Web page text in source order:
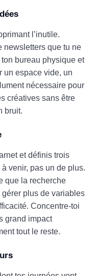
l’inutile.
newsletters que tu ne
bureau physique et
un espace vide, un
nécessaire pour
créatives sans être
bruit.
et définis trois
venir, pas un de plus.
que la recherche
plus de variables
Concentre-toi
grand impact
tout le reste.